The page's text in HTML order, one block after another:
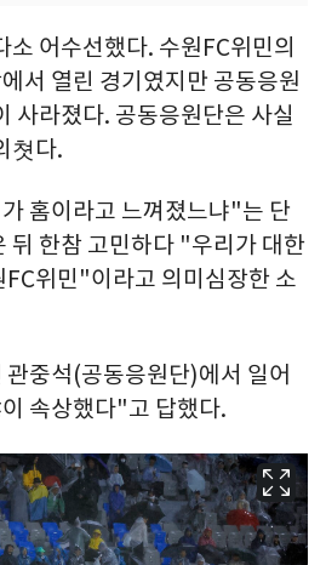
소 어수선했다. 수원FC위민의
서 열린 경기였지만 공동응원
사라졌다. 공동응원단은 사실
쳣다.
홈이라고 느껴졌느냐"는 단
뒤 한참 고민하다 "우리가 대한
FC위민"이라고 의미심장한 소
중석(공동응원단)에서 일어
속상했다"고 답했다.